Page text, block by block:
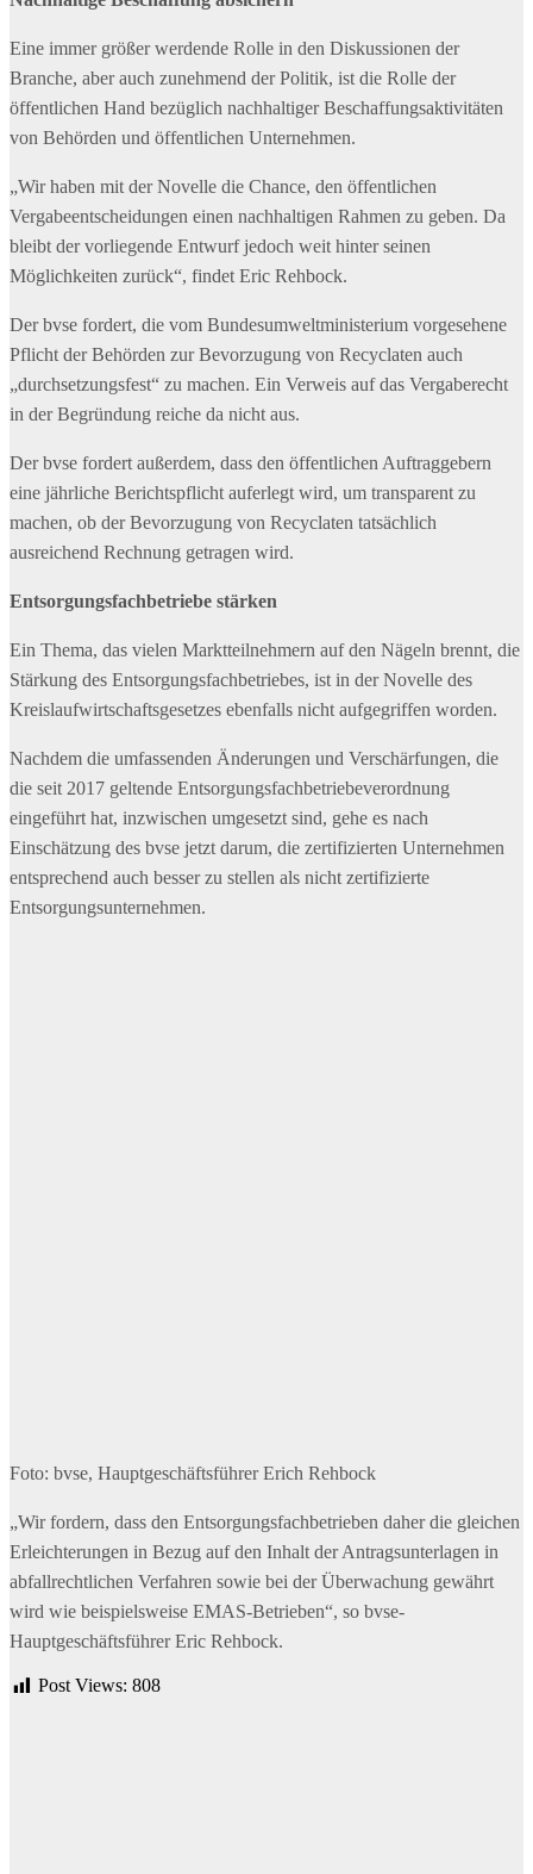
Eine immer größer werdende Rolle in den Diskussionen der
Branche, aber auch zunehmend der Politik, ist die Rolle der
öffentlichen Hand bezüglich nachhaltiger Beschaffungsaktivitäten
von Behörden und öffentlichen Unternehmen.
„Wir haben mit der Novelle die Chance, den öffentlichen
Vergabeentscheidungen einen nachhaltigen Rahmen zu geben. Da
bleibt der vorliegende Entwurf jedoch weit hinter seinen
Möglichkeiten zurück“, findet Eric Rehbock.
Der bvse fordert, die vom Bundesumweltministerium vorgesehene
Pflicht der Behörden zur Bevorzugung von Recyclaten auch
„durchsetzungsfest“ zu machen. Ein Verweis auf das Vergaberecht
in der Begründung reiche da nicht aus.
Der bvse fordert außerdem, dass den öffentlichen Auftraggebern
eine jährliche Berichtspflicht auferlegt wird, um transparent zu
machen, ob der Bevorzugung von Recyclaten tatsächlich
ausreichend Rechnung getragen wird.
Entsorgungsfachbetriebe stärken
Ein Thema, das vielen Marktteilnehmern auf den Nägeln brennt, die
Stärkung des Entsorgungsfachbetriebes, ist in der Novelle des
Kreislaufwirtschaftsgesetzes ebenfalls nicht aufgegriffen worden.
Nachdem die umfassenden Änderungen und Verschärfungen, die
die seit 2017 geltende Entsorgungsfachbetriebeverordnung
eingeführt hat, inzwischen umgesetzt sind, gehe es nach
Einschätzung des bvse jetzt darum, die zertifizierten Unternehmen
entsprechend auch besser zu stellen als nicht zertifizierte
Entsorgungsunternehmen.
Foto: bvse, Hauptgeschäftsführer Erich Rehbock
„Wir fordern, dass den Entsorgungsfachbetrieben daher die gleichen
Erleichterungen in Bezug auf den Inhalt der Antragsunterlagen in
abfallrechtlichen Verfahren sowie bei der Überwachung gewährt
wird wie beispielsweise EMAS-Betrieben“, so bvse-
Hauptgeschäftsführer Eric Rehbock.
Post Views: 808